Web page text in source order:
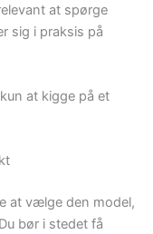
at spørge
sig i praksis på
at kigge på et
at vælge den model,
bør i stedet få